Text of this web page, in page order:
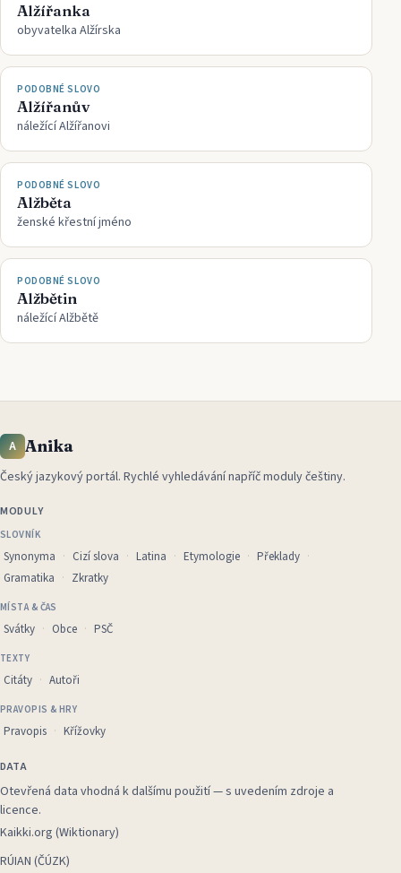
Alžířanka
obyvatelka Alžírska
PODOBNÉ SLOVO
Alžířanův
náležící Alžířanovi
PODOBNÉ SLOVO
Alžběta
ženské křestní jméno
PODOBNÉ SLOVO
Alžbětin
náležící Alžbětě
A Anika
Český jazykový portál. Rychlé vyhledávání napříč moduly češtiny.
MODULY
SLOVNÍK
Synonyma Cizí slova Latina Etymologie
Překlady
Gramatika
Zkratky
MÍSTA & ČAS
Svátky Obce PSČ
TEXTY
Citáty Autoři
PRAVOPIS & HRY
Pravopis Křížovky
DATA
Otevřená data vhodná k dalšímu použití — s uvedením zdroje a
licence.
Kaikki.org (Wiktionary)
RÚIAN (ČÚZK)